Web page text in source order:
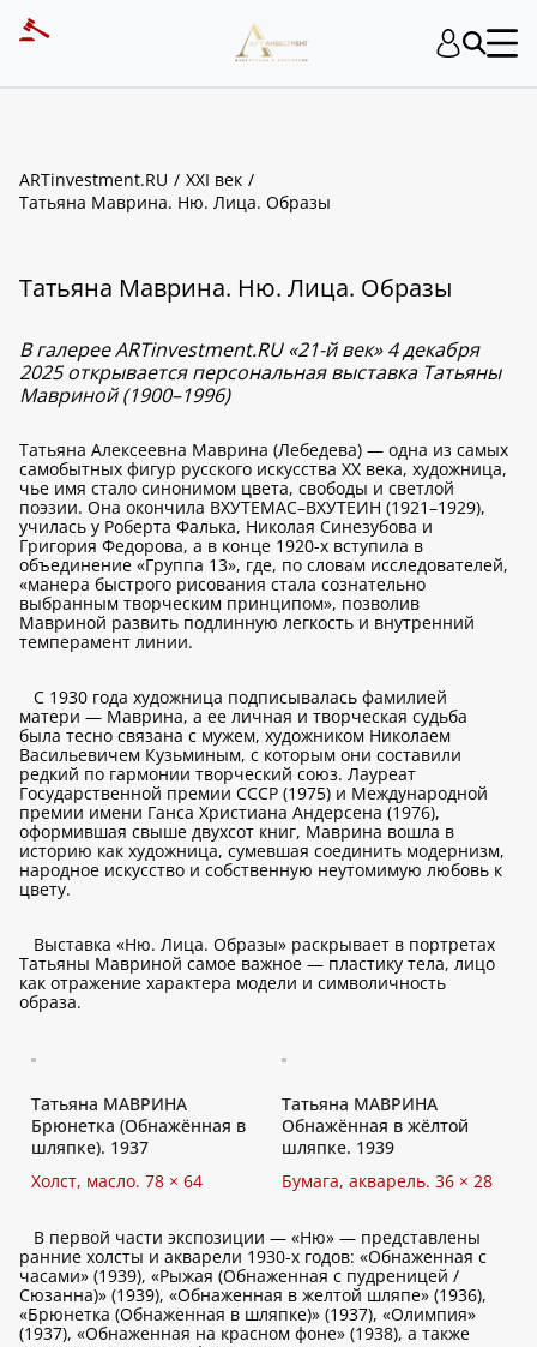
ARTinvestment.RU
XXI век
Татьяна Маврина. Ню. Лица. Образы
Татьяна Маврина. Ню. Лица. Образы
В галерее ARTinvestment.RU «21-й век» 4 декабря
2025 открывается персональная выставка Татьяны
Мавриной (1900–1996)
Татьяна Алексеевна Маврина (Лебедева) — одна из самых
самобытных фигур русского искусства XX века, художница,
чье имя стало синонимом цвета, свободы и светлой
поэзии. Она окончила ВХУТЕМАС–ВХУТЕИН (1921–1929),
училась у Роберта Фалька, Николая Синезубова и
Григория Федорова, а в конце 1920-х вступила в
объединение «Группа 13», где, по словам исследователей,
«манера быстрого рисования стала сознательно
выбранным творческим принципом», позволив
Мавриной развить подлинную легкость и внутренний
темперамент линии.
С 1930 года художница подписывалась фамилией
матери — Маврина, а ее личная и творческая судьба
была тесно связана с мужем, художником Николаем
Васильевичем Кузьминым, с которым они составили
редкий по гармонии творческий союз. Лауреат
Государственной премии СССР (1975) и Международной
премии имени Ганса Христиана Андерсена (1976),
оформившая свыше двухсот книг, Маврина вошла в
историю как художница, сумевшая соединить модернизм,
народное искусство и собственную неутомимую любовь к
цвету.
Выставка «Ню. Лица. Образы» раскрывает в портретах
Татьяны Мавриной самое важное — пластику тела, лицо
как отражение характера модели и символичность
образа.
Татьяна МАВРИНА
Брюнетка (Обнажённая в
шляпке). 1937
Холст, масло. 78 × 64
Татьяна МАВРИНА
Обнажённая в жёлтой
шляпке. 1939
Бумага, акварель. 36 × 28
В первой части экспозиции — «Ню» — представлены
ранние холсты и акварели 1930-х годов: «Обнаженная с
часами» (1939), «Рыжая (Обнаженная с пудреницей /
Сюзанна)» (1939), «Обнаженная в желтой шляпе» (1936),
«Брюнетка (Обнаженная в шляпке)» (1937), «Олимпия»
(1937), «Обнаженная на красном фоне» (1938), а также